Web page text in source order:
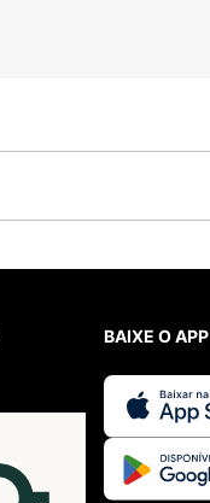
BAIXE O APP